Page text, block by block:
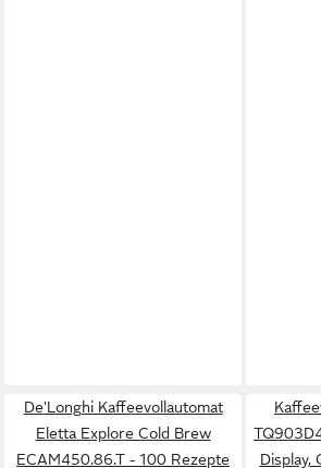
De'Longhi Kaffeevollautomat
Eletta Explore Cold Brew
ECAM450.86.T - 100 Rezepte
Display,